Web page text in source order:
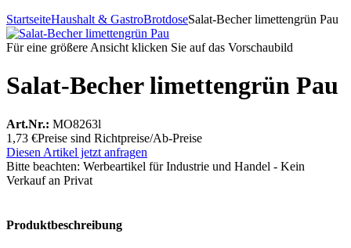
StartseiteHaushalt & GastroBrotdoseSalat-Becher limettengrün Pau
Für eine größere Ansicht klicken Sie auf das Vorschaubild
Salat-Becher limettengrün Pau
Art.Nr.: MO8263l
1,73 €Preise sind Richtpreise/Ab-Preise
Diesen Artikel jetzt anfragen
Bitte beachten: Werbeartikel für Industrie und Handel - Kein
Verkauf an Privat
Produktbeschreibung